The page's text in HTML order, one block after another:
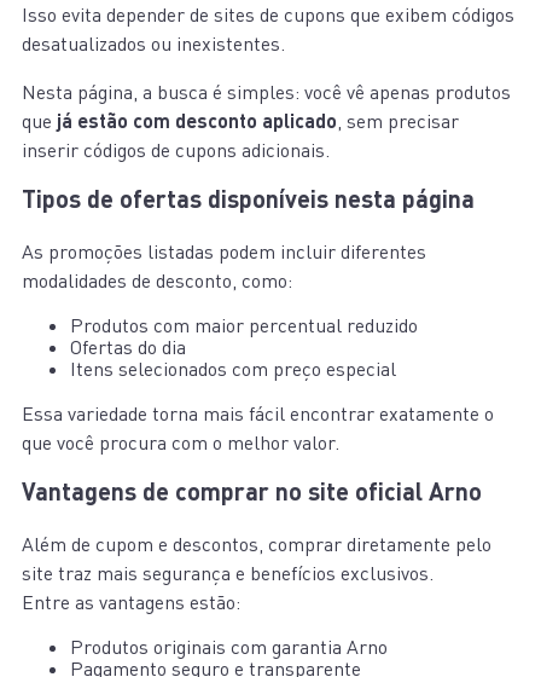
Isso evita depender de sites de cupons que exibem códigos
desatualizados ou inexistentes.
Nesta página, a busca é simples: você vê apenas produtos
que já estão com desconto aplicado, sem precisar
inserir códigos de cupons adicionais.
Tipos de ofertas disponíveis nesta página
As promoções listadas podem incluir diferentes
modalidades de desconto, como:
Produtos com maior percentual reduzido
Ofertas do dia
Itens selecionados com preço especial
Essa variedade torna mais fácil encontrar exatamente o
que você procura com o melhor valor.
Vantagens de comprar no site oficial Arno
Além de cupom e descontos, comprar diretamente pelo
site traz mais segurança e benefícios exclusivos.
Entre as vantagens estão:
Produtos originais com garantia Arno
Pagamento seguro e transparente